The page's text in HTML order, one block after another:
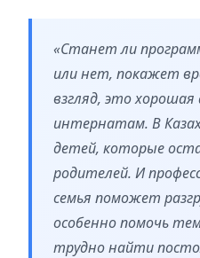
«Станет ли
или нет, покажет
взгляд, это
интернатам. В
детей, которые
родителей. И
семья поможет
особенно помочь
трудно найти